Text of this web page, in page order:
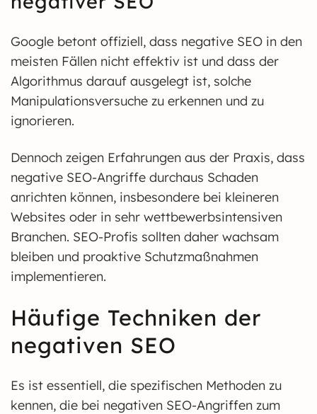
Google betont offiziell, dass negative SEO in den
meisten Fällen nicht effektiv ist und dass der
Algorithmus darauf ausgelegt ist, solche
Manipulationsversuche zu erkennen und zu
ignorieren.
Dennoch zeigen Erfahrungen aus der Praxis, dass
negative SEO-Angriffe durchaus Schaden
anrichten können, insbesondere bei kleineren
Websites oder in sehr wettbewerbsintensiven
Branchen. SEO-Profis sollten daher wachsam
bleiben und proaktive Schutzmaßnahmen
implementieren.
Häufige Techniken der
negativen SEO
Es ist essentiell, die spezifischen Methoden zu
kennen, die bei negativen SEO-Angriffen zum